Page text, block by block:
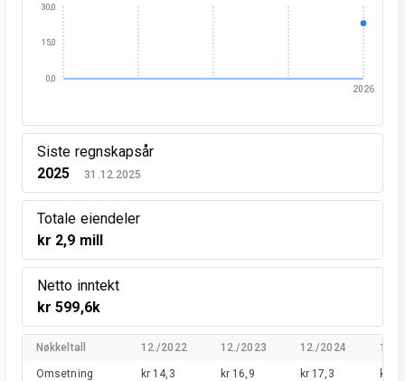
2026
0,0
15,0
30,0
Siste regnskapsår
2025
31.12.2025
Totale eiendeler
kr 2,9 mill
Netto inntekt
kr 599,6k
Nøkkeltall 12./2022 12./2023 12./2024 12./
Omsetning
kr 14,3
kr 16,9
kr 17,3
kr